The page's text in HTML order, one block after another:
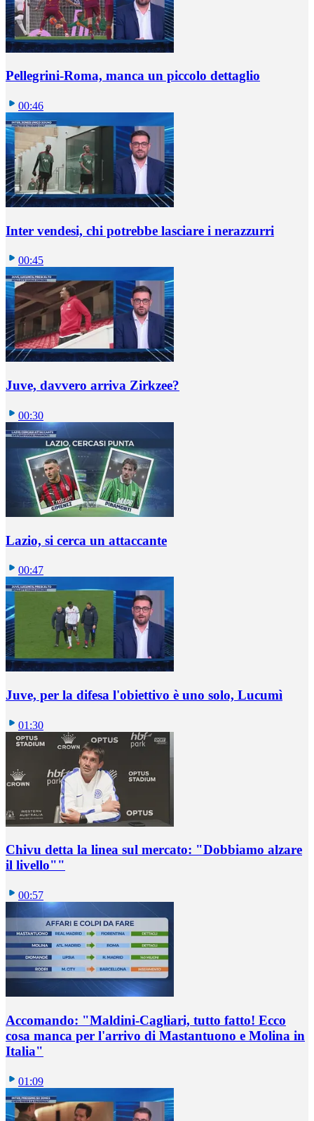
Pellegrini-Roma, manca un piccolo dettaglio
00:46
Inter vendesi, chi potrebbe lasciare i nerazzurri
00:45
Juve, davvero arriva Zirkzee?
00:30
Lazio, si cerca un attaccante
00:47
Juve, per la difesa l'obiettivo è uno solo, Lucumì
01:30
Chivu detta la linea sul mercato: "Dobbiamo alzare
il livello""
00:57
Accomando: "Maldini-Cagliari, tutto fatto! Ecco
cosa manca per l'arrivo di Mastantuono e Molina in
Italia"
01:09